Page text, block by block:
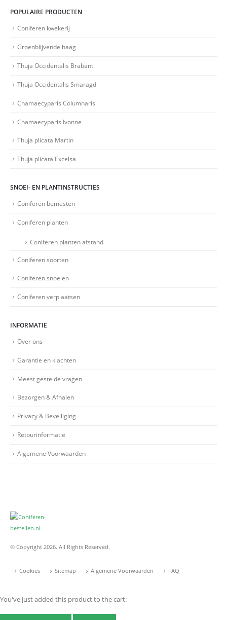
POPULAIRE PRODUCTEN
Coniferen kwekerij
Groenblijvende haag
Thuja Occidentalis Brabant
Thuja Occidentalis Smaragd
Chamaecyparis Columnaris
Chamaecyparis Ivonne
Thuja plicata Martin
Thuja plicata Excelsa
SNOEI- EN PLANTINSTRUCTIES
Coniferen bemesten
Coniferen planten
Coniferen planten afstand
Coniferen soorten
Coniferen snoeien
Coniferen verplaatsen
INFORMATIE
Over ons
Garantie en klachten
Meest gestelde vragen
Bezorgen & Afhalen
Privacy & Beveiliging
Retourinformatie
Algemene Voorwaarden
© Copyright 2026. All Rights Reserved.
Cookies Sitemap Algemene Voorwaarden FAQ
You've just added this product to the cart: